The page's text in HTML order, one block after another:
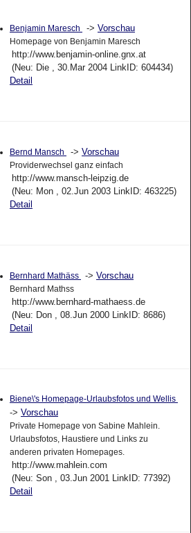
Benjamin Maresch -> Vorschau
Homepage von Benjamin Maresch
http://www.benjamin-online.gnx.at
(Neu: Die , 30.Mar 2004 LinkID: 604434)
Detail
Bernd Mansch -> Vorschau
Providerwechsel ganz einfach
http://www.mansch-leipzig.de
(Neu: Mon , 02.Jun 2003 LinkID: 463225)
Detail
Bernhard Mathäss -> Vorschau
Bernhard Mathss
http://www.bernhard-mathaess.de
(Neu: Don , 08.Jun 2000 LinkID: 8686)
Detail
Biene\'s Homepage-Urlaubsfotos und Wellis
-> Vorschau
Private Homepage von Sabine Mahlein.
Urlaubsfotos, Haustiere und Links zu
anderen privaten Homepages.
http://www.mahlein.com
(Neu: Son , 03.Jun 2001 LinkID: 77392)
Detail